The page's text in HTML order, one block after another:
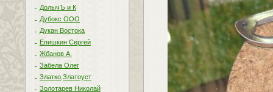
ДолычЪ и К
Дубокс ООО
Дукан Востока
Епишкин Сергей
Жбанов А.
Забела Олег
Златко,Златоуст
Золотарев Николай